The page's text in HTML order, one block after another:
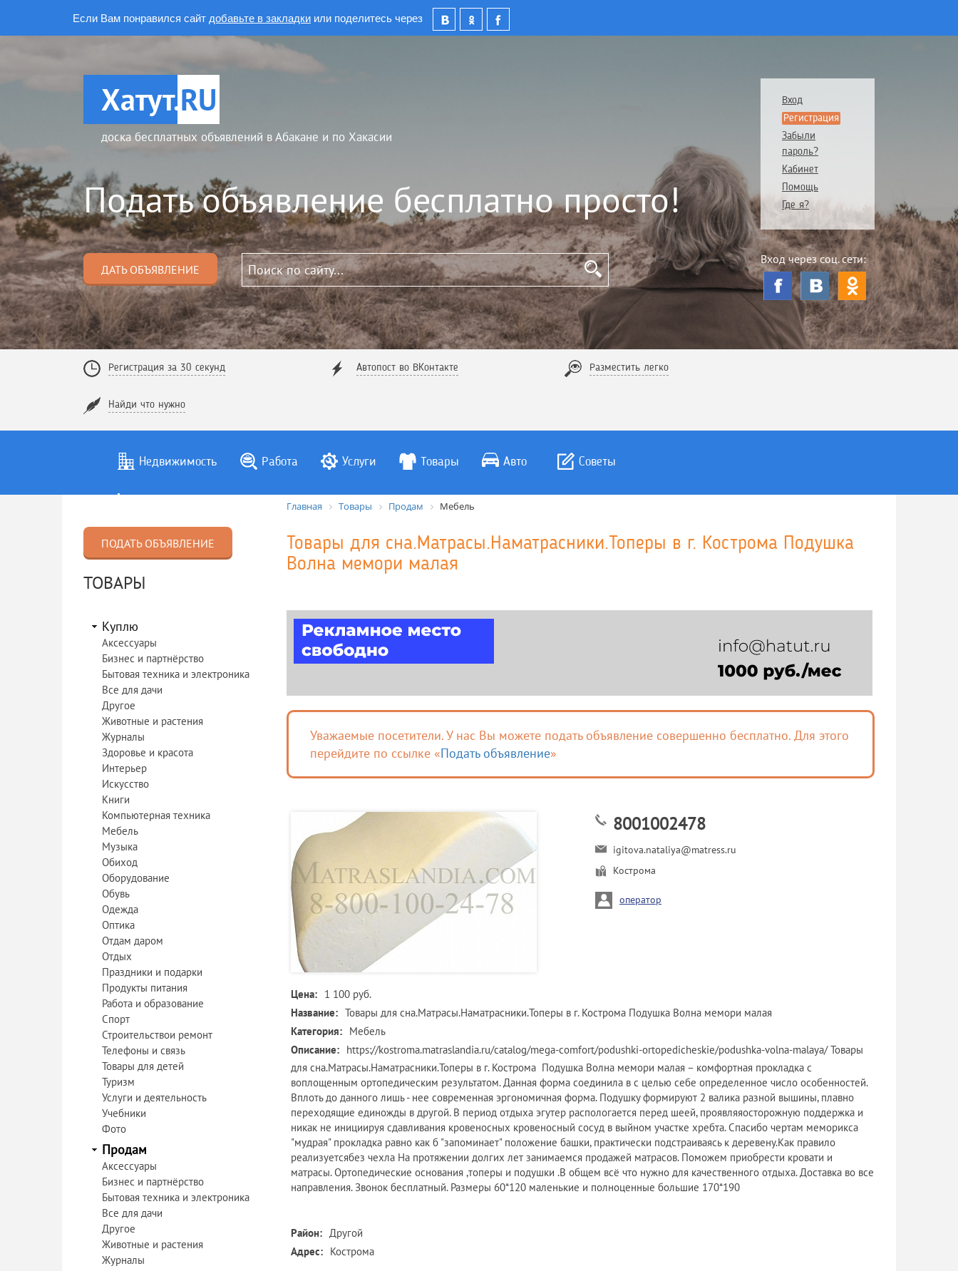
Если Вам понравился сайт добавьте в закладки или поделитесь через
Хатут.RU
доска бесплатных объявлений в Абакане и по Хакасии
Подать объявление бесплатно просто!
ДАТЬ ОБЪЯВЛЕНИЕ
Вход
Регистрация
Забыли
пароль?
Кабинет
Помощь
Где я?
Вход через соц. сети:
Регистрация за 30 секунд Автопост во ВКонтакте Разместить легко
Найди что нужно
Недвижимость Работа Услуги Товары Авто Советы
ПОДАТЬ ОБЪЯВЛЕНИЕ
ТОВАРЫ
Куплю
Аксессуары
Бизнес и партнёрство
Бытовая техника и электроника
Все для дачи
Другое
Животные и растения
Журналы
Здоровье и красота
Интерьер
Искусство
Книги
Компьютерная техника
Мебель
Музыка
Обиход
Оборудование
Обувь
Одежда
Оптика
Отдам даром
Отдых
Праздники и подарки
Продукты питания
Работа и образование
Спорт
Строительствои ремонт
Телефоны и связь
Товары для детей
Туризм
Услуги и деятельность
Учебники
Фото
Продам
Аксессуары
Бизнес и партнёрство
Бытовая техника и электроника
Все для дачи
Другое
Животные и растения
Журналы
Главная Товары Продам Мебель
Товары для сна.Матрасы.Наматрасники.Топеры в г. Кострома Подушка
Волна мемори малая
Уважаемые посетители. У нас Вы можете подать объявление совершенно бесплатно. Для этого
перейдите по ссылке «Подать объявление»
8001002478
igitova.nataliya@matress.ru
Кострома
оператор
Цена: 1 100 руб.
Название: Товары для сна.Матрасы.Наматрасники.Топеры в г. Кострома Подушка Волна мемори малая
Категория: Мебель
Описание: https://kostroma.matraslandia.ru/catalog/mega-comfort/podushki-ortopedicheskie/podushka-volna-malaya/ Товары
для сна.Матрасы.Наматрасники.Топеры в г. Кострома Подушка Волна мемори малая – комфортная прокладка с
воплощенным ортопедическим результатом. Данная форма соединила в с целью себе определенное число особенностей.
Вплоть до данного лишь - нее современная эргономичная форма. Подушку формируют 2 валика разной вышины, плавно
переходящие единожды в другой. В период отдыха эгутер распологается перед шеей, проявляяосторожную поддержка и
никак не инициируя сдавливания кровеносных кровеносный сосуд в выйном участке хребта. Спасибо чертам меморикса
"мудрая" прокладка равно как б "запоминает" положение башки, практически подстраиваясь к деревену.Как правило
реализуетсябез чехла На протяжении долгих лет занимаемся продажей матрасов. Поможем приобрести кровати и
матрасы. Ортопедические основания ,топеры и подушки .В общем всё что нужно для качественного отдыха. Доставка во все
направления. Звонок бесплатный. Размеры 60*120 маленькие и полноценные большие 170*190
Район: Другой
Адрес: Кострома